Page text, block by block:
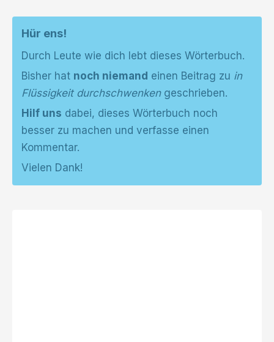
Hür ens!
Durch Leute wie dich lebt dieses Wörterbuch.
Bisher hat noch niemand einen Beitrag zu in
Flüssigkeit durchschwenkengeschrieben.
Hilf uns dabei, dieses Wörterbuch noch
besser zu machen und verfasse einen
Kommentar.
Vielen Dank!